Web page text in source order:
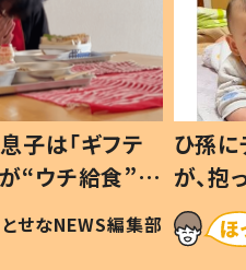
子は「ギフテ
“ウチ給食”を
は #令和の親
とせなNEWS編集部
ひ孫
が、
「涙が
い」